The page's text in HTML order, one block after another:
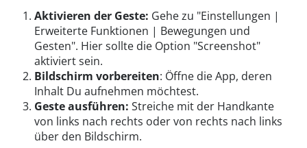
Aktivieren der Geste: Gehe zu "Einstellungen |
Erweiterte Funktionen | Bewegungen und
Gesten". Hier sollte die Option "Screenshot"
aktiviert sein.
Bildschirm vorbereiten: Öffne die App, deren
Inhalt Du aufnehmen möchtest.
Geste ausführen: Streiche mit der Handkante
von links nach rechts oder von rechts nach links
über den Bildschirm.